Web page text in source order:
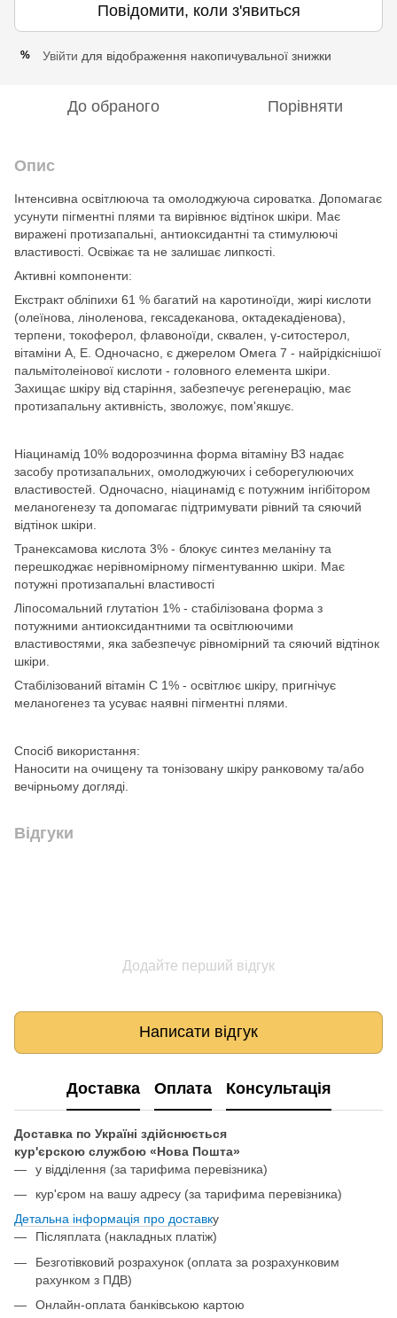
Повідомити, коли з'явиться
% Увійти для відображення накопичувальної знижки
До обраного Порівняти
Опис
Інтенсивна освітлююча та омолоджуюча сироватка. Допомагає
усунути пігментні плями та вирівнює відтінок шкіри. Має
виражені протизапальні, антиоксидантні та стимулюючі
властивості. Освіжає та не залишає липкості.
Активні компоненти:
Екстракт обліпихи 61 % багатий на каротиноїди, жирі кислоти
(олеїнова, ліноленова, гексадеканова, октадекадіенова),
терпени, токоферол, флавоноїди, сквален, γ-ситостерол,
вітаміни А, Е. Одночасно, є джерелом Омега 7 - найрідкіснішої
пальмітолеінової кислоти - головного елемента шкіри.
Захищає шкіру від старіння, забезпечує регенерацію, має
протизапальну активність, зволожує, пом'якшує.
Ніацинамід 10% водорозчинна форма вітаміну В3 надає
засобу протизапальних, омолоджуючих і себорегулюючих
властивостей. Одночасно, ніацинамід є потужним інгібітором
меланогенезу та допомагає підтримувати рівний та сяючий
відтінок шкіри.
Транексамова кислота 3% - блокує синтез меланіну та
перешкоджає нерівномірному пігментуванню шкіри. Має
потужні протизапальні властивості
Ліпосомальний глутатіон 1% - стабілізована форма з
потужними антиоксидантними та освітлюючими
властивостями, яка забезпечує рівномірний та сяючий відтінок
шкіри.
Стабілізований вітамін С 1% - освітлює шкіру, пригнічує
меланогенез та усуває наявні пігментні плями.
Спосіб використання:
Наносити на очищену та тонізовану шкіру ранковому та/або
вечірньому догляді.
Відгуки
Додайте перший відгук
Написати відгук
Доставка Оплата Консультація
Доставка по Україні здійснюється
кур'єрскою службою «Нова Пошта»
у відділення (за тарифима перевізника)
кур'єром на вашу адресу (за тарифима перевізника)
Детальна інформація про доставку
Післяплата (накладных платіж)
Безготівковий розрахунок (оплата за розрахунковим
рахунком з ПДВ)
Онлайн-оплата банківською картою